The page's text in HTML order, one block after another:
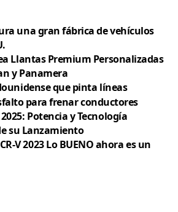
una gran fábrica de vehículos
Llantas Premium Personalizadas
y Panamera
que pinta líneas
para frenar conductores
Potencia y Tecnología
su Lanzamiento
V 2023 Lo BUENO ahora es un